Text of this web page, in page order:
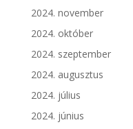
2024. november
2024. október
2024. szeptember
2024. augusztus
2024. július
2024. június